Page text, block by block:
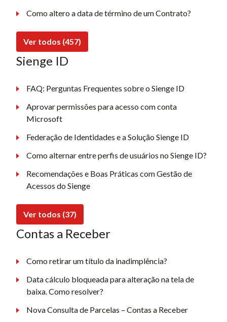
Como altero a data de término de um Contrato?
Ver todos (457)
Sienge ID
FAQ: Perguntas Frequentes sobre o Sienge ID
Aprovar permissões para acesso com conta
Microsoft
Federação de Identidades e a Solução Sienge ID
Como alternar entre perfis de usuários no Sienge ID?
Recomendações e Boas Práticas com Gestão de
Acessos do Sienge
Ver todos (37)
Contas a Receber
Como retirar um título da inadimplência?
Data cálculo bloqueada para alteração na tela de
baixa. Como resolver?
Nova Consulta de Parcelas – Contas a Receber